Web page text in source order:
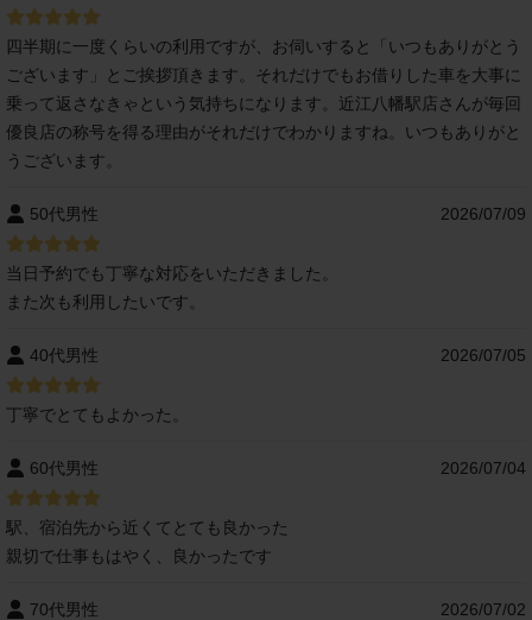
四半期に一度くらいの利用ですが、お伺いすると「いつもありがとう
ございます」とご挨拶頂きます。それだけでもお借りした車を大事に
乗って返さなきゃという気持ちになります。近江八幡駅店さんが毎回
優良店の称号を得る理由がそれだけでわかりますね。いつもありがと
うございます。
50代男性 2026/07/09
当日予約でも丁寧な対応をいただきました。
また次も利用したいです。
40代男性 2026/07/05
丁寧でとてもよかった。
60代男性 2026/07/04
駅、宿泊先から近くてとても良かった
親切で仕事もはやく、良かったです
70代男性 2026/07/02